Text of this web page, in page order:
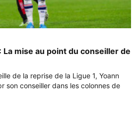
La mise au point du conseiller de
de la reprise de la Ligue 1, Yoann
son conseiller dans les colonnes de